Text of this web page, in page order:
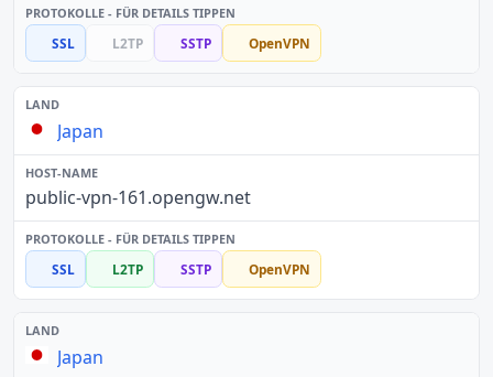
SSL L2TP SSTP OpenVPN
Japan
public-vpn-161.opengw.net
SSL L2TP SSTP OpenVPN
Japan